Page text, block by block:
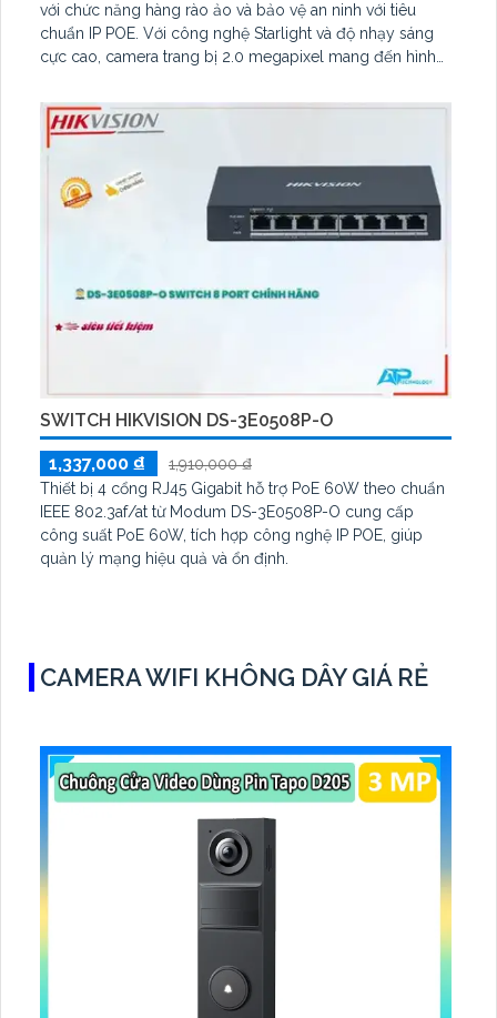
với chức năng hàng rào ảo và bảo vệ an ninh với tiêu
chuẩn IP POE. Với công nghệ Starlight và độ nhạy sáng
cực cao, camera trang bị 2.0 megapixel mang đến hình
yếu. Hỗ trợ Hồng Ngoại Smart IR công suất cao, CMOS
trung thực, camera đảm bảo an ninh tối ưu cho công
trình dân dụng
SWITCH HIKVISION DS-3E0508P-O
1,337,000 ₫
1,910,000 ₫
Thiết bị 4 cổng RJ45 Gigabit hỗ trợ PoE 60W theo chuẩn
IEEE 802.3af/at từ Modum DS-3E0508P-O cung cấp
công suất PoE 60W, tích hợp công nghệ IP POE, giúp
quản lý mạng hiệu quả và ổn định.
CAMERA WIFI KHÔNG DÂY GIÁ RẺ